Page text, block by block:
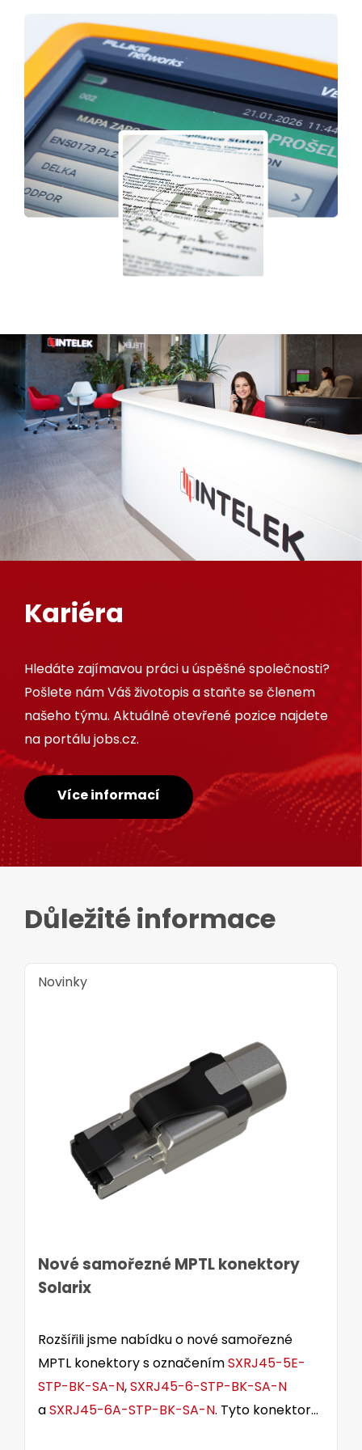
Kariéra
Hledáte zajímavou práci u úspěšné společnosti?
Pošlete nám Váš životopis a staňte se členem
našeho týmu. Aktuálně otevřené pozice najdete
na portálu jobs.cz.
Více informací
Důležité informace
Novinky
Nové samořezné MPTL konektory
Solarix
Rozšířili jsme nabídku o nové samořezné
MPTL konektory s označenímSXRJ45-5E-
STP-BK-SA-N,SXRJ45-6-STP-BK-SA-N
aSXRJ45-6A-STP-BK-SA-N. Tyto konektory